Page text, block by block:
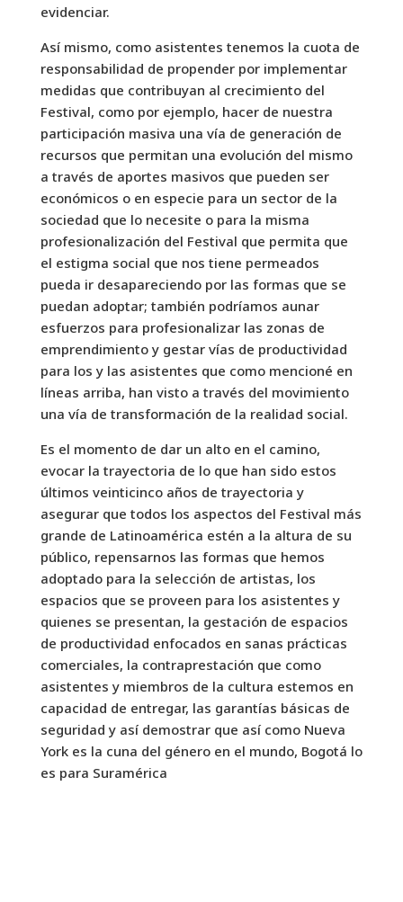
evidenciar.
Así mismo, como asistentes tenemos la cuota de
responsabilidad de propender por implementar
medidas que contribuyan al crecimiento del
Festival, como por ejemplo, hacer de nuestra
participación masiva una vía de generación de
recursos que permitan una evolución del mismo
a través de aportes masivos que pueden ser
económicos o en especie para un sector de la
sociedad que lo necesite o para la misma
profesionalización del Festival que permita que
el estigma social que nos tiene permeados
pueda ir desapareciendo por las formas que se
puedan adoptar; también podríamos aunar
esfuerzos para profesionalizar las zonas de
emprendimiento y gestar vías de productividad
para los y las asistentes que como mencioné en
líneas arriba, han visto a través del movimiento
una vía de transformación de la realidad social.
Es el momento de dar un alto en el camino,
evocar la trayectoria de lo que han sido estos
últimos veinticinco años de trayectoria y
asegurar que todos los aspectos del Festival más
grande de Latinoamérica estén a la altura de su
público, repensarnos las formas que hemos
adoptado para la selección de artistas, los
espacios que se proveen para los asistentes y
quienes se presentan, la gestación de espacios
de productividad enfocados en sanas prácticas
comerciales, la contraprestación que como
asistentes y miembros de la cultura estemos en
capacidad de entregar, las garantías básicas de
seguridad y así demostrar que así como Nueva
York es la cuna del género en el mundo, Bogotá lo
es para Suramérica